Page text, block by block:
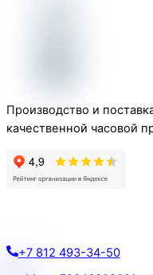
Производство и
качественной часовой
+7 812 493-34-50